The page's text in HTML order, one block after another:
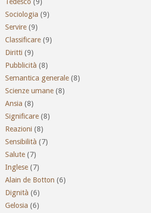
Sociologia (9)
Servire (9)
Classificare (9)
Diritti (9)
Pubblicità (8)
Semantica generale (8)
Scienze umane (8)
Ansia (8)
Significare (8)
Reazioni (8)
Sensibilità (7)
Salute (7)
Inglese (7)
Alain de Botton (6)
Dignità (6)
Gelosia (6)